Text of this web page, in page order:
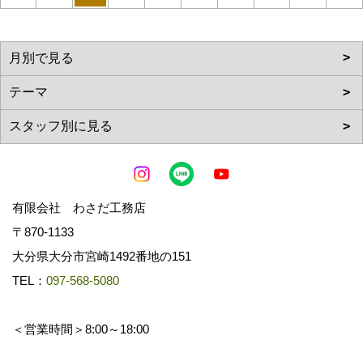
有限会社 わさだ工務店
〒870-1133
大分県大分市宮崎1492番地の151
TEL： 097-568-5080
＜営業時間＞8:00～18:00